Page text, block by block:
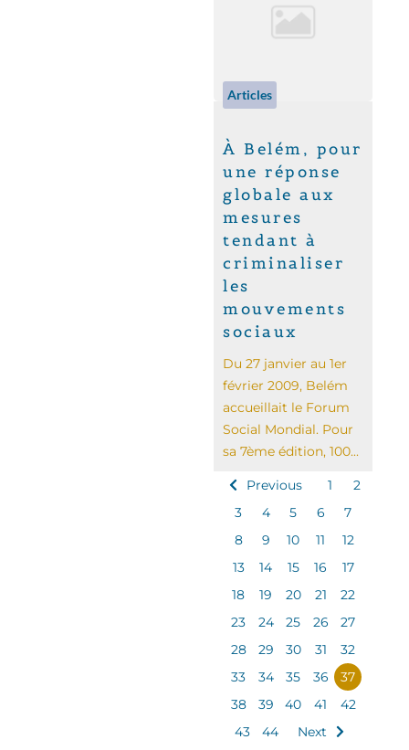
Articles
À Belém, pour
une réponse
globale aux
mesures
tendant à
criminaliser
les
mouvements
sociaux
Du 27 janvier au 1er
février 2009, Belém
accueillait le Forum
Social Mondial. Pour
sa 7ème édition, 100...
Previous 1
2
3
4 5 6
7
8
9 10 11
12
13
14 15 16
17
18
19 20 21
22
23
24 25 26
27
28
29 30 31
32
33
34 35 36
37
38
39 40 41
42
43
44 Next